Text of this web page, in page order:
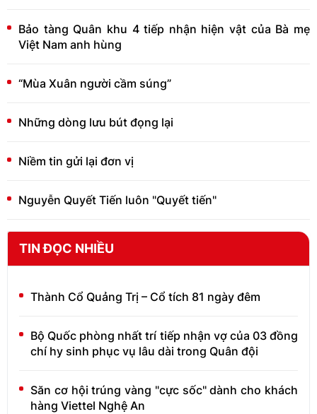
Bảo tàng Quân khu 4 tiếp nhận hiện vật của Bà mẹ
Việt Nam anh hùng
“Mùa Xuân người cầm súng”
Những dòng lưu bút đọng lại
Niềm tin gửi lại đơn vị
Nguyễn Quyết Tiến luôn "Quyết tiến"
TIN ĐỌC NHIỀU
Thành Cổ Quảng Trị – Cổ tích 81 ngày đêm
Bộ Quốc phòng nhất trí tiếp nhận vợ của 03 đồng
chí hy sinh phục vụ lâu dài trong Quân đội
Săn cơ hội trúng vàng "cực sốc" dành cho khách
hàng Viettel Nghệ An